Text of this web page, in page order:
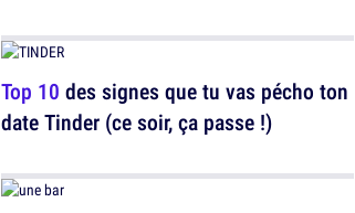
Top 10 des signes que tu vas pécho ton
date Tinder (ce soir, ça passe !)